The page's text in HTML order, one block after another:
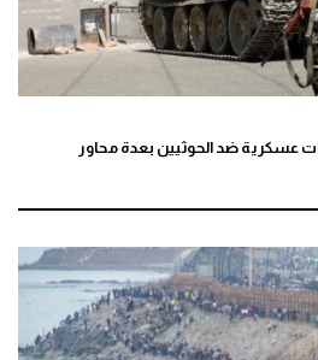
عسكرية ضد الحوثيين بعدة محاور